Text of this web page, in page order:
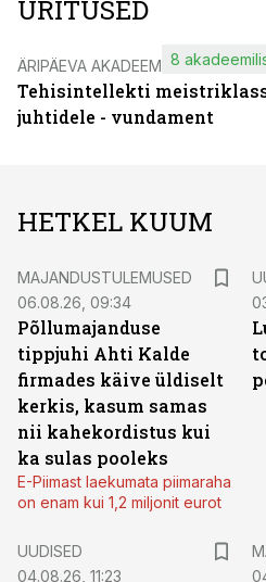
ÜRITUSED
ÄRIPÄEVA AKADEEMIA
Tehisintellekti
juhtidele - vundament
8
HETKEL KUUM
MAJANDUSTULEMUSED
06.08.26, 09:34
Põllumajanduse
tippjuhi Ahti Kalde
firmades käive üldiselt
kerkis, kasum samas
nii kahekordistus kui
ka sulas pooleks
E-Piimast laekumata piimaraha
on enam kui 1,2 miljonit eurot
UUDISED
04.08.26, 11:23